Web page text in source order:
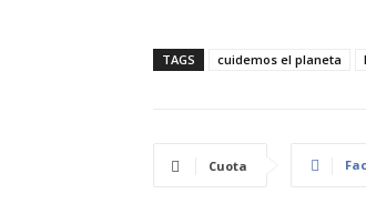
TAGS cuidemos el planeta
Cuota